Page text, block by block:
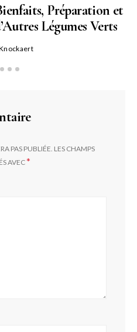
Préparation et
Légumes Verts
PAS PUBLIÉE. LES CHAMPS
AVEC*